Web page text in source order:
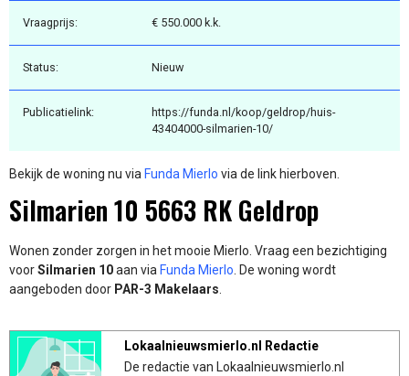
Vraagprijs: € 550.000 k.k.
Status: Nieuw
Publicatielink:
https://funda.nl/koop/geldrop/huis-
43404000-silmarien-10/
Bekijk de woning nu via Funda Mierlo via de link hierboven.
Silmarien 10 5663 RK Geldrop
Wonen zonder zorgen in het mooie Mierlo. Vraag een bezichtiging
voorSilmarien 10aan via Funda Mierlo . De woning wordt
aangeboden door PAR-3 Makelaars
Lokaalnieuwsmierlo.nl Redactie
De redactie van Lokaalnieuwsmierlo.nl